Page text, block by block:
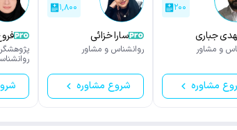
۲۰۰
جباری
و مشاور
مشاوره
۱,۸۰۰
سارا خزائی
روانشناس و مشاور
شروع مشاوره